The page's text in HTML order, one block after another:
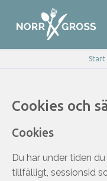
Start
Cookies och
Cookies
Du har under tiden
tillfälligt, sessionsid